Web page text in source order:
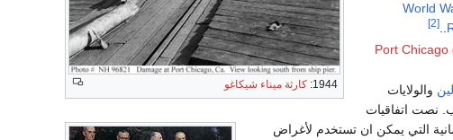
1944: كارثة ميناء شيكاغو
World
[2]
Port Chicago
والولايات
نصت اتفاقيات
التي يمكن ان تستخدم لأغراض